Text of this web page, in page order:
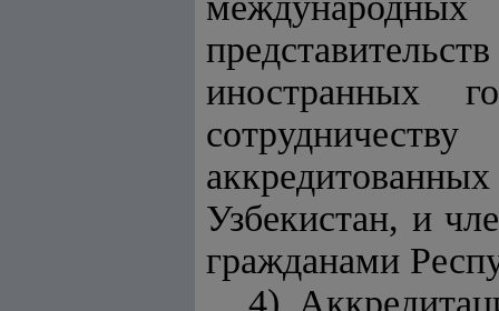
иностранных
Узбекистан, и
гражданами
4)